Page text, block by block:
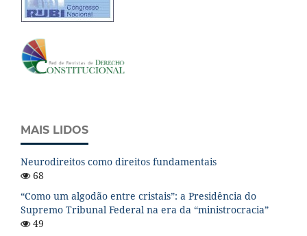
MAIS LIDOS
Neurodireitos como direitos fundamentais
68
“Como um algodão entre cristais”: a Presidência do
Supremo Tribunal Federal na era da “ministrocracia”
49